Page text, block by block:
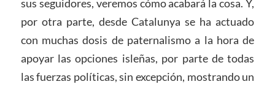
sus seguidores, veremos cómo acabará la cosa. Y,
por otra parte, desde Catalunya se ha actuado
con muchas dosis de paternalismo a la hora de
apoyar las opciones isleñas, por parte de todas
las fuerzas políticas, sin excepción, mostrando un